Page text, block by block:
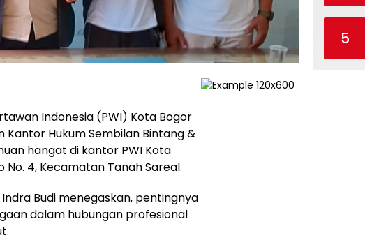
Indonesia (PWI) Kota Bogor
Hukum Sembilan Bintang &
hangat di kantor PWI Kota
No. 4, Kecamatan Tanah Sareal.
Budi menegaskan, pentingnya
dalam hubungan profesional
5